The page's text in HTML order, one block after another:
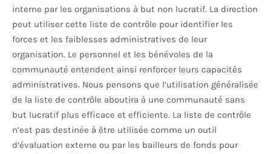
interne par les organisations à but non lucratif. La direction
peut utiliser cette liste de contrôle pour identifier les
forces et les faiblesses administratives de leur
organisation. Le personnel et les bénévoles de la
communauté entendent ainsi renforcer leurs capacités
administratives. Nous pensons que l’utilisation généralisée
de la liste de contrôle aboutira à une communauté sans
but lucratif plus efficace et efficiente. La liste de contrôle
n’est pas destinée à être utilisée comme un outil
d’évaluation externe ou par les bailleurs de fonds pour